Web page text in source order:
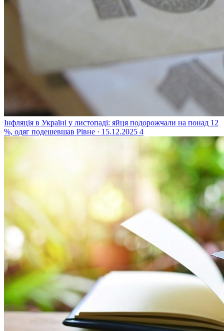
Інфляція в Україні у листопаді: яйця подорожчали на понад 12
%, одяг подешевшав Рівне · 15.12.2025 4